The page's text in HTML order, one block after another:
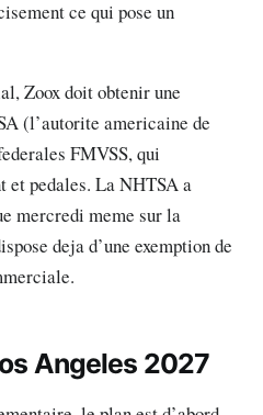
ce qui pose un
Zoox doit obtenir une
(l’autorite americaine de
FMVSS, qui
et pedales. La NHTSA a
mercredi meme sur la
deja d’une exemption de
Angeles 2027